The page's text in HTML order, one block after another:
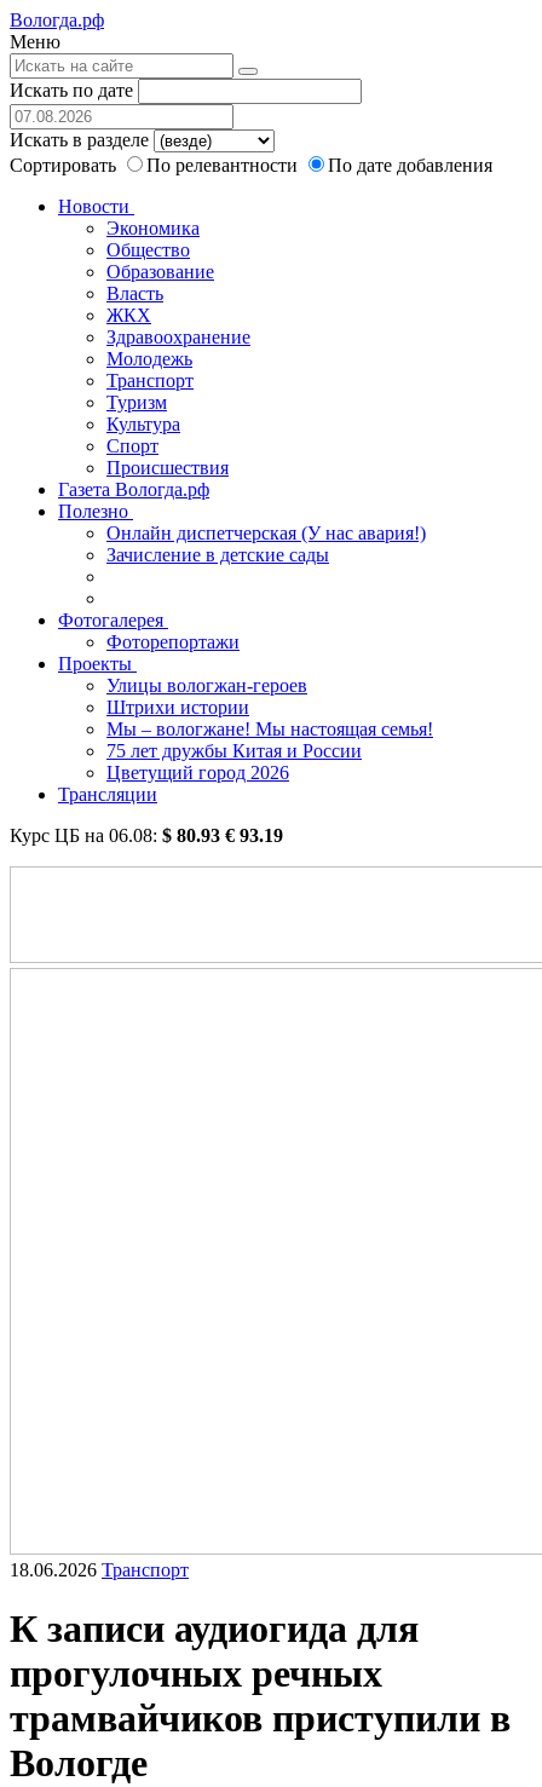
Вологда.рф
Меню
Искать по дате
Искать в разделе
Сортировать
По релевантности
По дате добавления
Новости
Экономика
Общество
Образование
Власть
ЖКХ
Здравоохранение
Молодежь
Транспорт
Туризм
Культура
Спорт
Происшествия
Газета Вологда.рф
Полезно
Онлайн диспетчерская (У нас авария!)
Зачисление в детские сады
Фотогалерея
Фоторепортажи
Проекты
Улицы вологжан-героев
Штрихи истории
Мы – вологжане! Мы настоящая семья!
75 лет дружбы Китая и России
Цветущий город 2026
Трансляции
Курс ЦБ на 06.08: $ 80.93 € 93.19
18.06.2026 Транспорт
К записи аудиогида для
прогулочных речных
трамвайчиков приступили в
Вологде